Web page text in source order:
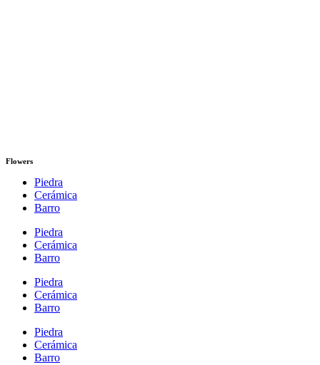
Flowers
Piedra
Cerámica
Barro
Piedra
Cerámica
Barro
Piedra
Cerámica
Barro
Piedra
Cerámica
Barro